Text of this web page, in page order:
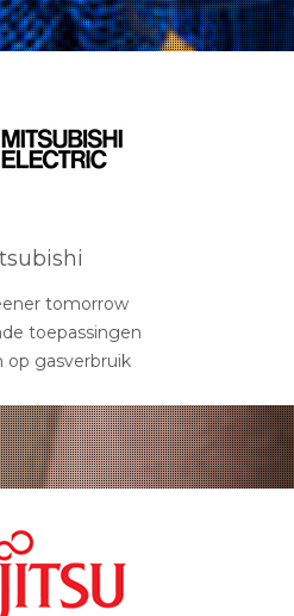
tomorrow
toepassingen
op gasverbruik